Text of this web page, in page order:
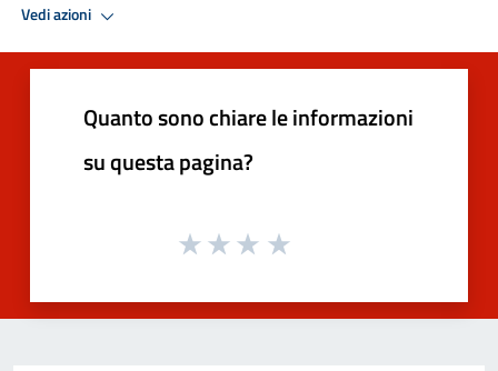
Vedi azioni
Quanto sono chiare le informazioni
su questa pagina?